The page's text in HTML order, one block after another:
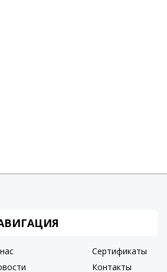
Сертификаты
Контакты